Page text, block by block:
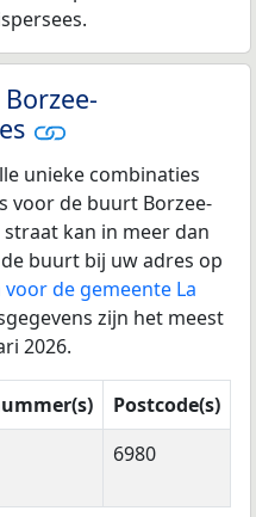
unieke combinaties
voor de buurt Borzee-
kan in meer dan
buurt bij uw adres op
de gemeente La
zijn het meest
2026.
Postcode(s)
6980